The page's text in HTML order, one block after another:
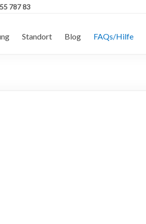
787 83
Standort Blog FAQs/Hilfe